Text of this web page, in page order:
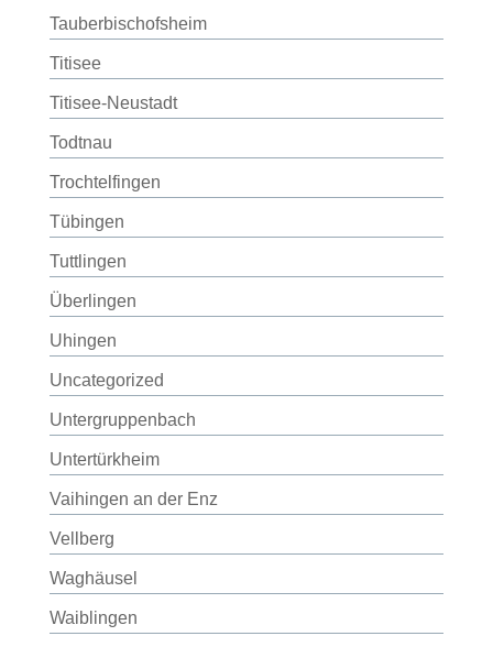
Tauberbischofsheim
Titisee
Titisee-Neustadt
Todtnau
Trochtelfingen
Tübingen
Tuttlingen
Überlingen
Uhingen
Uncategorized
Untergruppenbach
Untertürkheim
Vaihingen an der Enz
Vellberg
Waghäusel
Waiblingen